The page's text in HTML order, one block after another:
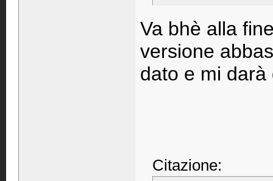
Va bhè alla
versione
dato e mi
Citazione: